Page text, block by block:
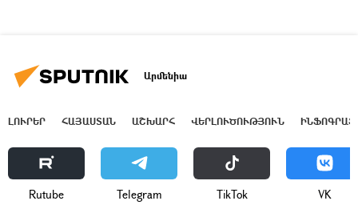
Արմենիա
ԼՈՒՐԵՐ ՀԱՅԱՍՏԱՆ ԱՇԽԱՐՀ ՎԵՐԼՈՒԾՈՒԹՅՈՒՆ
Rutube Telegram ТikТоk VK